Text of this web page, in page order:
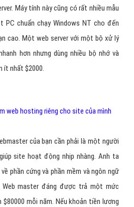
Máy tính này cũng có rất nhiều mẫu
chuẩn chạy Windows NT cho đến
cao. Một web server với một bộ xử lý
hơn nhưng dùng nhiều bộ nhớ và
ít nhất $2000.
của bạn cần phải là một người
site hoạt động nhịp nhàng. Anh ta
phần cứng và phần mềm và ngôn ngữ
Web master đáng được trả một mức
mỗi năm. Nếu khoản tiền lương